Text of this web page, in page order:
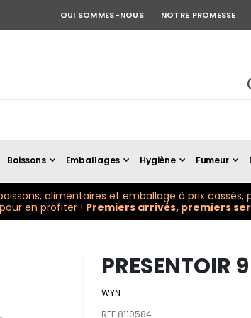
QUI SOMMES-NOUS NOTRE PROMESSE
Boissons Emballages Hygiène Fumeur
alimentaires et emballage à prix cassés,
en profiter ! Premiers arrivés, premiers
PRESENTOIR
WYN
REF.8110584